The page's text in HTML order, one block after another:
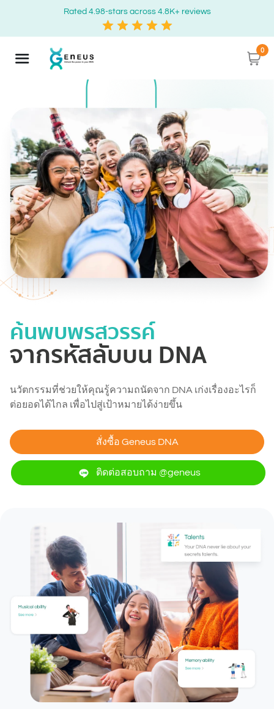
Rated 4.98-stars across 4.8K+ reviews
0
ค้นพบพรสวรรค์
จากรหัสลับบน DNA
นวัตกรรมที่ช่วยให้คุณรู้ความถนัดจาก DNA เก่งเรื่องอะไรก็
ต่อยอดได้ไกล เพื่อไปสู่เป้าหมายได้ง่ายขึ้น
สั่งซื้อ Geneus DNA
ติดต่อสอบถาม @geneus